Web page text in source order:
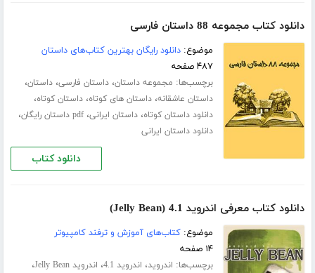
دانلود کتاب مجموعه 88 داستان فارسی
موضوع:دانلود رایگان بهترین کتاب‌های داستان
۴۸۷ صفحه
برچسب‌ها: مجموعه داستان،داستان فارسی،داستان،
داستان عاشقانه،داستان های کوتاه،داستان کوتاه،
دانلود داستان کوتاه،داستان ایرانی،pdf داستان رایگان ،
دانلود داستان ایرانی
دانلود کتاب
دانلود کتاب معرفی اندروید 4.1 (Jelly Bean)
موضوع:کتاب‌های آموزش و ترفند کامپیوتر
۱۴ صفحه
برچسب‌ها: اندروید، اندروید 4.1 ، اندروید Jelly Bean ،